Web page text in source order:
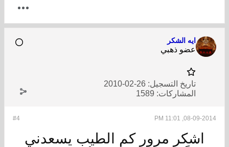
ايه الشكر
عضو ذهبي
تاريخ التسجيل: 26-02-2010
المشاركات: 1589
#4 08-09-2014, 11:01 PM
اشكر مرور كم الطيب يسعدني